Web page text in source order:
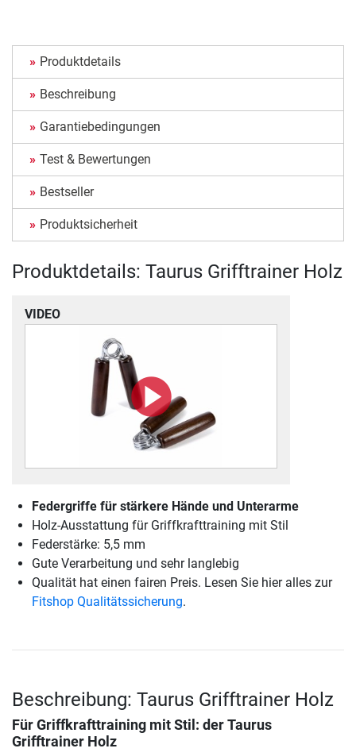
Produktdetails
Beschreibung
Garantiebedingungen
Test & Bewertungen
Bestseller
Produktsicherheit
Produktdetails: Taurus Grifftrainer Holz
VIDEO
Federgriffe für stärkere Hände und Unterarme
Holz-Ausstattung für Griffkrafttraining mit Stil
Federstärke: 5,5 mm
Gute Verarbeitung und sehr langlebig
Qualität hat einen fairen Preis. Lesen Sie hier alles zur
Fitshop Qualitätssicherung.
Beschreibung: Taurus Grifftrainer Holz
Für Griffkrafttraining mit Stil: der Taurus
Grifftrainer Holz